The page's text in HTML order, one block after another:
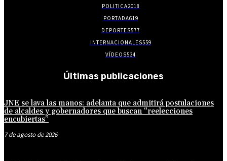
POLITICA2018
PORTADA619
DEPORTES577
INTERNACIONALES559
VÍDEOS534
Últimas publicaciones
JNE se lava las manos: adelanta que admitirá postulaciones
de alcaldes y gobernadores que buscan “reelecciones
encubiertas”
7 de agosto de 2026